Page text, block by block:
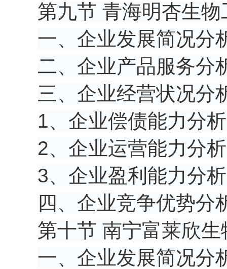
第九节 青海明杏生
一、企业发展简况分
二、企业产品服务分
三、企业经营状况分
1、企业偿债能力分析
2、企业运营能力分析
3、企业盈利能力分析
四、企业竞争优势分
第十节 南宁富莱欣
一、企业发展简况分